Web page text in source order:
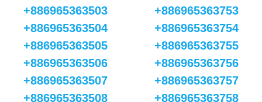
+886965363503
+886965363504
+886965363505
+886965363506
+886965363507
+886965363508
+886965363753
+886965363754
+886965363755
+886965363756
+886965363757
+886965363758